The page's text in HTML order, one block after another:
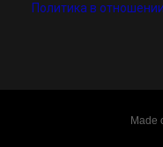
Политика в
Made